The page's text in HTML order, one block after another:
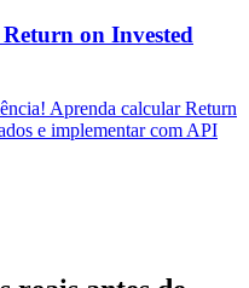
on Invested
Aprenda calcular Return
e implementar com API